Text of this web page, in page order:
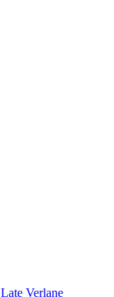
Verlane